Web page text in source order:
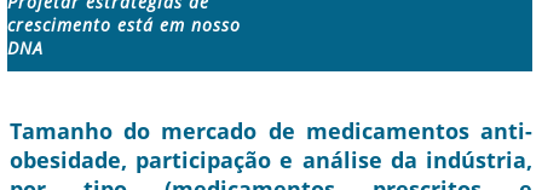
crescimento está em nosso
DNA
Tamanho do mercado de medicamentos anti-
obesidade, participação e análise da indústria,